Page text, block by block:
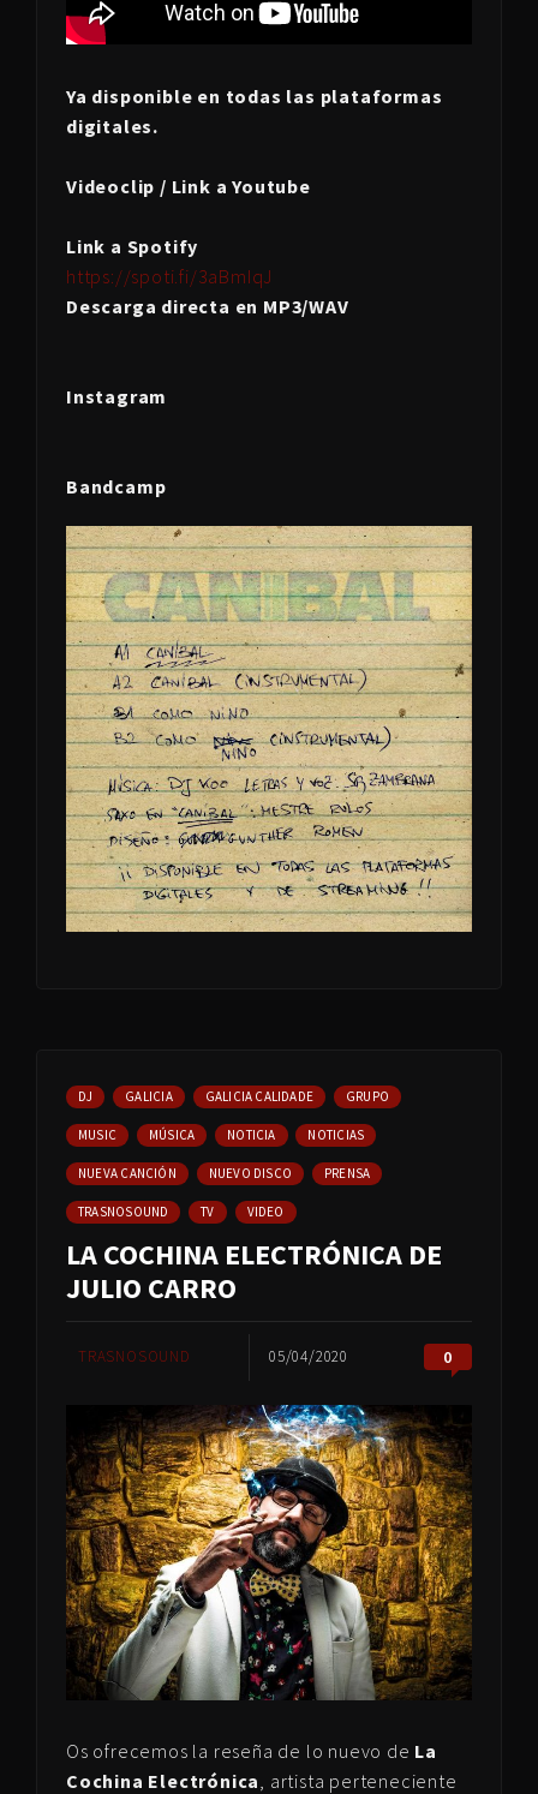
Ya disponible en todas las plataformas
digitales.
Videoclip / Link a Youtube
Link a Spotify
https://spoti.fi/3aBmIqJ
Descarga directa en MP3/WAV
Instagram
Bandcamp
DJ GALICIA GALICIA CALIDADE GRUPO
MUSIC MÚSICA NOTICIA NOTICIAS
NUEVA CANCIÓN NUEVO DISCO PRENSA
TRASNOSOUND TV VIDEO
LA COCHINA ELECTRÓNICA DE
JULIO CARRO
TRASNOSOUND 05/04/2020 0
Os ofrecemos la reseña de lo nuevo de La
Cochina Electrónica , artista perteneciente